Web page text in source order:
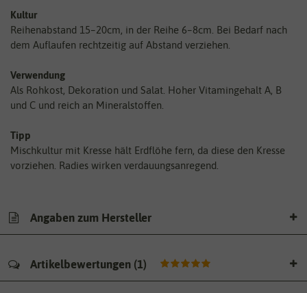
Kultur
Reihenabstand 15–20cm, in der Reihe 6–8cm. Bei Bedarf nach
dem Auflaufen rechtzeitig auf Abstand verziehen.
Verwendung
Als Rohkost, Dekoration und Salat. Hoher Vitamingehalt A, B
und C und reich an Mineralstoffen.
Tipp
Mischkultur mit Kresse hält Erdflöhe fern, da diese den Kresse
vorziehen. Radies wirken verdauungsanregend.
Angaben zum Hersteller
Artikelbewertungen (1)